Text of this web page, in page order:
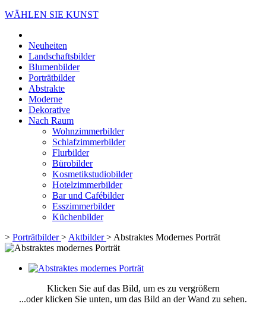
WÄHLEN SIE KUNST
Neuheiten
Landschaftsbilder
Blumenbilder
Porträtbilder
Abstrakte
Moderne
Dekorative
Nach Raum
Wohnzimmerbilder
Schlafzimmerbilder
Flurbilder
Bürobilder
Kosmetikstudiobilder
Hotelzimmerbilder
Bar und Cafébilder
Esszimmerbilder
Küchenbilder
> Porträtbilder> Aktbilder> Abstraktes Modernes Porträt
Klicken Sie auf das Bild, um es zu vergrößern
...oder klicken Sie unten, um das Bild an der Wand zu sehen.